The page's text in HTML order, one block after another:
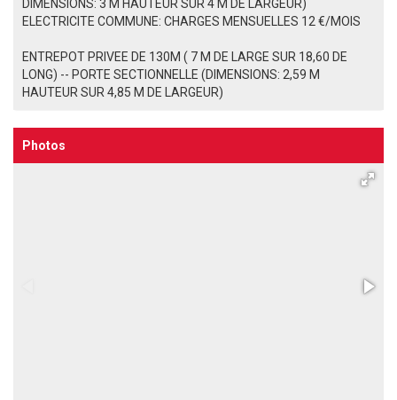
DIMENSIONS: 3 M HAUTEUR SUR 4 M DE LARGEUR)
ELECTRICITE COMMUNE: CHARGES MENSUELLES 12 €/MOIS
ENTREPOT PRIVEE DE 130M ( 7 M DE LARGE SUR 18,60 DE
LONG) -- PORTE SECTIONNELLE (DIMENSIONS: 2,59 M
HAUTEUR SUR 4,85 M DE LARGEUR)
Photos